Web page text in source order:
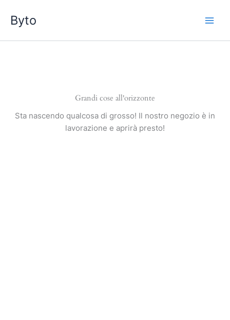
contenuto
Byto
Grandi cose all'orizzonte
Sta nascendo qualcosa di grosso! Il nostro negozio è in
lavorazione e aprirà presto!